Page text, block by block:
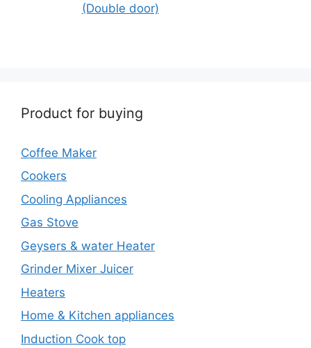
(Double door)
Product for buying
Coffee Maker
Cookers
Cooling Appliances
Gas Stove
Geysers & water Heater
Grinder Mixer Juicer
Heaters
Home & Kitchen appliances
Induction Cook top